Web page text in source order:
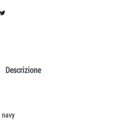
Descrizione
navy